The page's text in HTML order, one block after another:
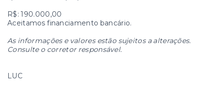
R$: 190.000,00
Aceitamos financiamento bancário.
As informações e valores estão sujeitos a alterações.
Consulte o corretor responsável.
LUC